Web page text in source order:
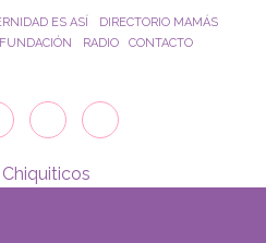
ES ASÍ
DIRECTORIO MAMÁS
FUNDACIÓN RADIO CONTACTO